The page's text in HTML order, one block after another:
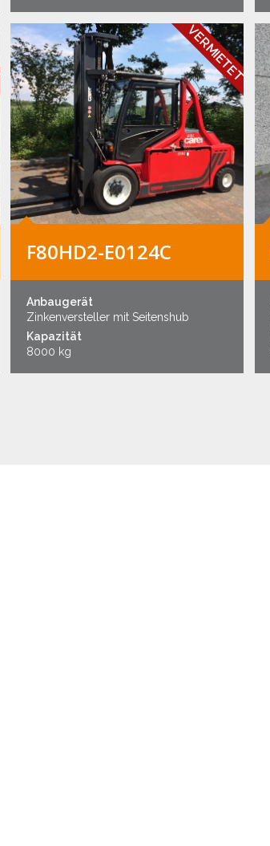
VERMIETET
F80HD2-E0124C
Anbaugerät
Zinkenversteller mit Seitenshub
Kapazität
8000 kg